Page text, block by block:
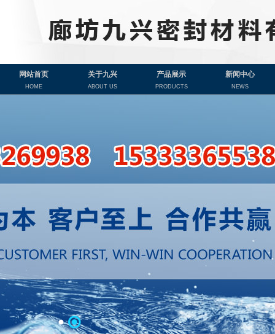
网站首页
HOME
关于九兴
ABOUT US
产品展示
PRODUCTS
新闻中心
NEWS